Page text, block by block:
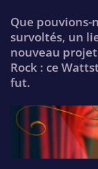
Que pouvions-
survoltés, un
nouveau
Rock : ce
fut.